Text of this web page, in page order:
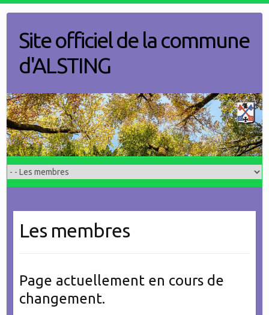
contentSite officiel de la commune
d'ALSTING
Les membres
Page actuellement en cours de
changement.